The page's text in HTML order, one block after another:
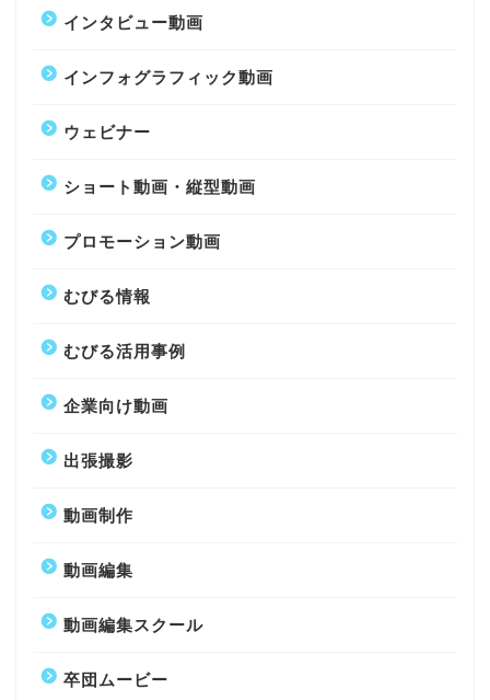
インタビュー動画
インフォグラフィック動画
ウェビナー
ショート動画・縦型動画
プロモーション動画
むびる情報
むびる活用事例
企業向け動画
出張撮影
動画制作
動画編集
動画編集スクール
卒団ムービー